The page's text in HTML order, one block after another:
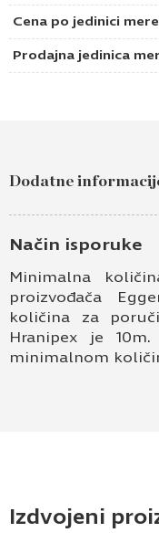
Cena po jedinici mere
Prodajna jedinica
Dodatne
Način isporuke
Minimalna
proizvođača
količina za
Hranipex je
minimalnom
Izdvojeni